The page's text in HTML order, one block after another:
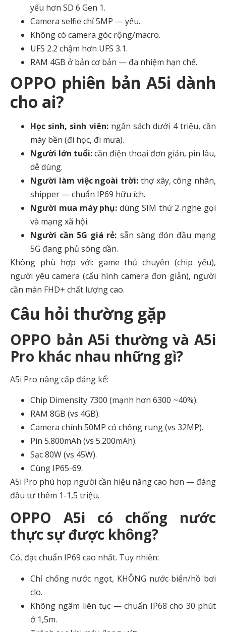
yếu hơn SD 6 Gen 1.
Camera selfie chỉ 5MP — yếu.
Không có camera góc rộng/macro.
UFS 2.2 chậm hơn UFS 3.1.
RAM 4GB ở bản cơ bản — đa nhiệm hạn chế.
OPPO phiên bản A5i dành
cho ai?
Học sinh, sinh viên:ngân sách dưới 4 triệu, cần
máy bền (đi học, đi mưa).
Người lớn tuổi:cần điện thoại đơn giản, pin lâu,
dễ dùng.
Người làm việc ngoài trời: thợ xây, công nhân,
shipper — chuẩn IP69 hữu ích.
Người mua máy phụ: dùng SIM thứ 2 nghe gọi
và mạng xã hội.
Người cần 5G giá rẻ: sẵn sàng đón đầu mạng
5G đang phủ sóng dần.
Không phù hợp với: game thủ chuyên (chip yếu),
người yêu camera (cấu hình camera đơn giản), người
cần màn FHD+ chất lượng cao.
Câu hỏi thường gặp
OPPO bản A5i thường và A5i
Pro khác nhau những gì?
A5i Pro nâng cấp đáng kể:
Chip Dimensity 7300 (mạnh hơn 6300 ~40%).
RAM 8GB (vs 4GB).
Camera chính 50MP có chống rung (vs 32MP).
Pin 5.800mAh (vs 5.200mAh).
Sạc 80W (vs 45W).
Cùng IP65-69.
A5i Pro phù hợp người cần hiệu năng cao hơn — đáng
đầu tư thêm 1-1,5 triệu.
OPPO A5i có chống nước
thực sự được không?
Có, đạt chuẩn IP69 cao nhất. Tuy nhiên:
Chỉ chống nước ngọt, KHÔNG nước biển/hồ bơi
clo.
Không ngâm liên tục — chuẩn IP68 cho 30 phút
ở 1,5m.